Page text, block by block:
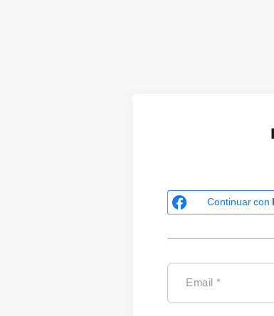
Continuar con